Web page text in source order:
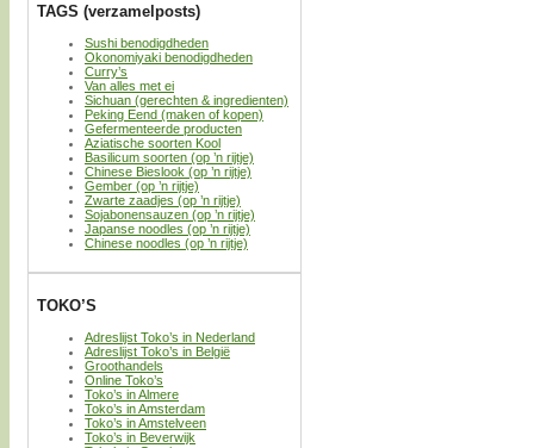
TAGS (verzamelposts)
Sushi benodigdheden
Okonomiyaki benodigdheden
Curry’s
Van alles met ei
Sichuan (gerechten & ingredienten)
Peking Eend (maken of kopen)
Gefermenteerde producten
Aziatische soorten Kool
Basilicum soorten (op ’n rijtje)
Chinese Bieslook (op ’n rijtje)
Gember (op ’n rijtje)
Zwarte zaadjes (op ’n rijtje)
Sojabonensauzen (op ’n rijtje)
Japanse noodles (op ’n rijtje)
Chinese noodles (op ’n rijtje)
TOKO’S
Adreslijst Toko’s in Nederland
Adreslijst Toko’s in België
Groothandels
Online Toko’s
Toko’s in Almere
Toko’s in Amsterdam
Toko’s in Amstelveen
Toko’s in Beverwijk